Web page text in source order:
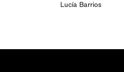
Lucía Barrios